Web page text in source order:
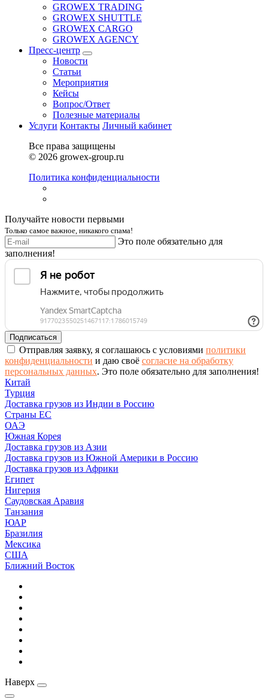
GROWEX TRADING
GROWEX SHUTTLE
GROWEX CARGO
GROWEX AGENCY
Пресс-центр
Новости
Статьи
Мероприятия
Кейсы
Вопрос/Ответ
Полезные материалы
Услуги Контакты Личный кабинет
Все права защищены
© 2026 growex-group.ru
Политика конфиденциальности
Получайте новости первыми
Только самое важное, никакого спама!
Это поле обязательно для
заполнения!
Отправляя заявку, я соглашаюсь с условиями политики
конфиденциальности и даю своё согласие на обработку
персональных данных. Это поле обязательно для заполнения!
Китай
Турция
Доставка грузов из Индии в Россию
Страны ЕС
ОАЭ
Южная Корея
Доставка грузов из Азии
Доставка грузов из Южной Америки в Россию
Доставка грузов из Африки
Египет
Нигерия
Саудовская Аравия
Танзания
ЮАР
Бразилия
Мексика
США
Ближний Восток
Наверх